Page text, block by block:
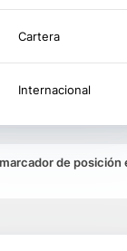
Cartera
Internacional
de posición